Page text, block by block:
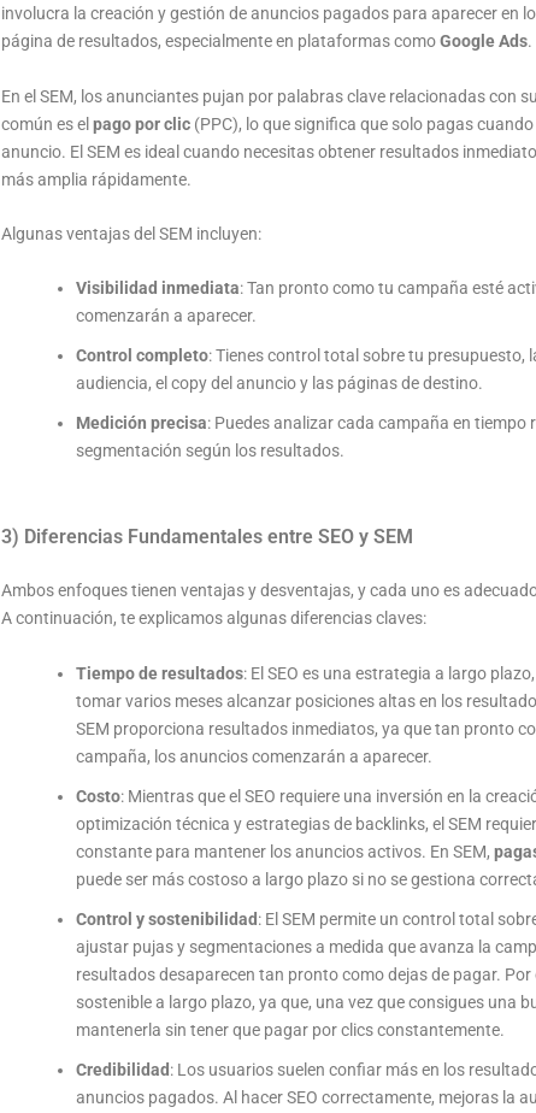
involucra la creación y gestión de anuncios pagados para aparecer en
página de resultados, especialmente en plataformas comoGoogle Ads.
En el SEM, los anunciantes pujan por palabras clave relacionadas con
común es elpago por clic (PPC), lo que significa que solo pagas
anuncio. El SEM es ideal cuando necesitas obtener resultados
más amplia rápidamente.
Algunas ventajas del SEM incluyen:
Visibilidad inmediata: Tan pronto como tu campaña esté
comenzarán a aparecer.
Control completo: Tienes control total sobre tu presupuesto,
audiencia, el copy del anuncio y las páginas de destino.
Medición precisa: Puedes analizar cada campaña en tiempo
segmentación según los resultados.
3) Diferencias Fundamentales entre SEO y SEM
Ambos enfoques tienen ventajas y desventajas, y cada uno es
A continuación, te explicamos algunas diferencias claves:
Tiempo de resultados: El SEO es una estrategia a largo
tomar varios meses alcanzar posiciones altas en los
SEM proporciona resultados inmediatos, ya que tan pronto
campaña, los anuncios comenzarán a aparecer.
Costo: Mientras que el SEO requiere una inversión en la
optimización técnica y estrategias de backlinks, el SEM
constante para mantener los anuncios activos. En SEM,
puede ser más costoso a largo plazo si no se gestiona
Control y sostenibilidad : El SEM permite un control total
ajustar pujas y segmentaciones a medida que avanza la
resultados desaparecen tan pronto como dejas de pagar. Por
sostenible a largo plazo, ya que, una vez que consigues una
mantenerla sin tener que pagar por clics constantemente.
Credibilidad : Los usuarios suelen confiar más en los
anuncios pagados. Al hacer SEO correctamente, mejoras la